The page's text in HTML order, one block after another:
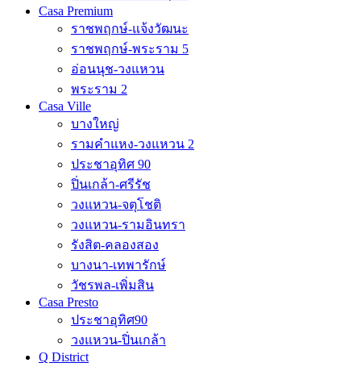
Casa Premium
ราชพฤกษ์-แจ้งวัฒนะ
ราชพฤกษ์-พระราม 5
อ่อนนุช-วงแหวน
พระราม 2
Casa Ville
บางใหญ่
รามคำแหง-วงแหวน 2
ประชาอุทิศ 90
ปิ่นเกล้า-ศรีรัช
วงแหวน-จตุโชติ
วงแหวน-รามอินทรา
รังสิต-คลองสอง
บางนา-เทพารักษ์
วัชรพล-เพิ่มสิน
Casa Presto
ประชาอุทิศ90
วงแหวน-ปิ่นเกล้า
Q District